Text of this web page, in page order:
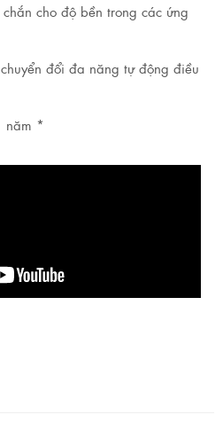
cho độ bền trong các ứng
đổi đa năng tự động điều
năm *